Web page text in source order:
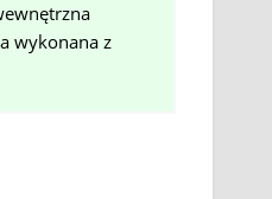
wykonana z